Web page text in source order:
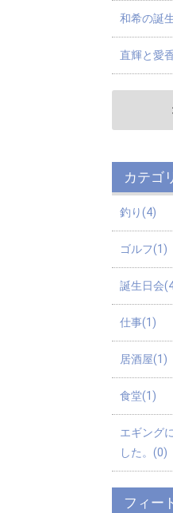
和希の誕
直輝と愛
カテゴ
釣り(4)
ゴルフ(1)
誕生日会
仕事(1)
居酒屋(1)
食堂(1)
エギング
した。(0)
フィー